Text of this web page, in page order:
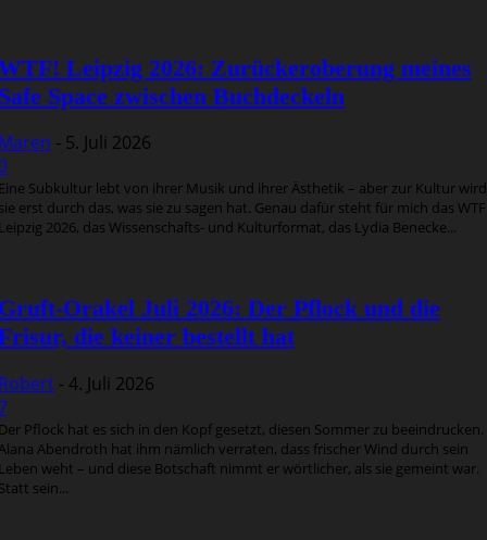
Leipzig 2026: Zurückeroberung meines
Space zwischen Buchdeckeln
- 5. Juli 2026
Subkultur lebt von ihrer Musik und ihrer Ästhetik – aber zur Kultur wird
erst durch das, was sie zu sagen hat. Genau dafür steht für mich das
2026, das Wissenschafts- und Kulturformat, das Lydia Benecke...
Orakel Juli 2026: Der Pflock und die
die keiner bestellt hat
- 4. Juli 2026
Pflock hat es sich in den Kopf gesetzt, diesen Sommer zu beeindrucken.
Abendroth hat ihm nämlich verraten, dass frischer Wind durch sein
weht – und diese Botschaft nimmt er wörtlicher, als sie gemeint war.
sein...